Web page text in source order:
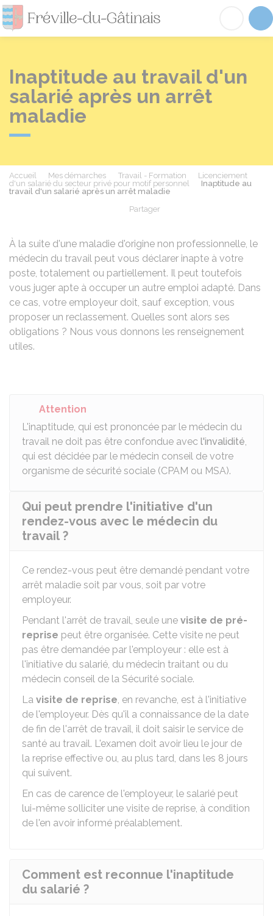
Fréville-du-
Inaptitude au travail d'un
salarié après un arrêt
maladie
Accueil Mes démarches Travail - Formation
Licenciement
d'un salarié du secteur privé pour motif personnel
Inaptitude au
travail d'un salarié après un arrêt maladie
Partager
À la suite d'une maladie d'origine non professionnelle, le
médecin du travail peut vous déclarer inapte à votre
poste, totalement ou partiellement. Il peut toutefois
vous juger apte à occuper un autre emploi adapté. Dans
ce cas, votre employeur doit, sauf exception, vous
proposer un reclassement. Quelles sont alors ses
obligations ? Nous vous donnons les renseignement
utiles.
Attention
L'inaptitude, qui est prononcée par le médecin du
travail ne doit pas être confondue avec l'invalidité,
qui est décidée par le médecin conseil de votre
organisme de sécurité sociale (CPAM ou MSA).
Qui peut prendre l'initiative d'un
rendez-vous avec le médecin du
travail ?
Ce rendez-vous peut être demandé pendant votre
arrêt maladie soit par vous, soit par votre
employeur.
Pendant l'arrêt de travail, seule une visite de pré-
reprise peut être organisée. Cette visite ne peut
pas être demandée par l'employeur : elle est à
l'initiative du salarié, du médecin traitant ou du
médecin conseil de la Sécurité sociale.
La visite de reprise, en revanche, est à l'initiative
de l'employeur. Dès qu'il a connaissance de la date
de fin de l'arrêt de travail, il doit saisir le service de
santé au travail. L'examen doit avoir lieu le jour de
la reprise effective ou, au plus tard, dans les 8 jours
qui suivent.
En cas de carence de l'employeur, le salarié peut
lui-même solliciter une visite de reprise, à condition
de l'en avoir informé préalablement.
Comment est reconnue l'inaptitude
du salarié ?